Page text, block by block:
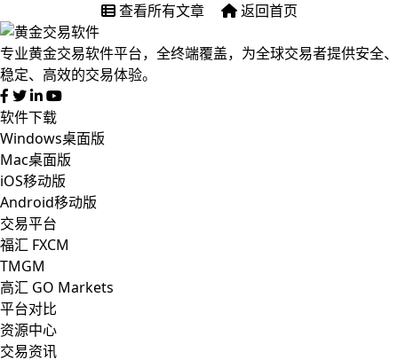
查看所有文章 返回首页
专业黄金交易软件平台，全终端覆盖，为全球交易者提供安全、
稳定、高效的交易体验。
软件下载
Windows桌面版
Mac桌面版
iOS移动版
Android移动版
交易平台
福汇 FXCM
TMGM
高汇 GO Markets
平台对比
资源中心
交易资讯